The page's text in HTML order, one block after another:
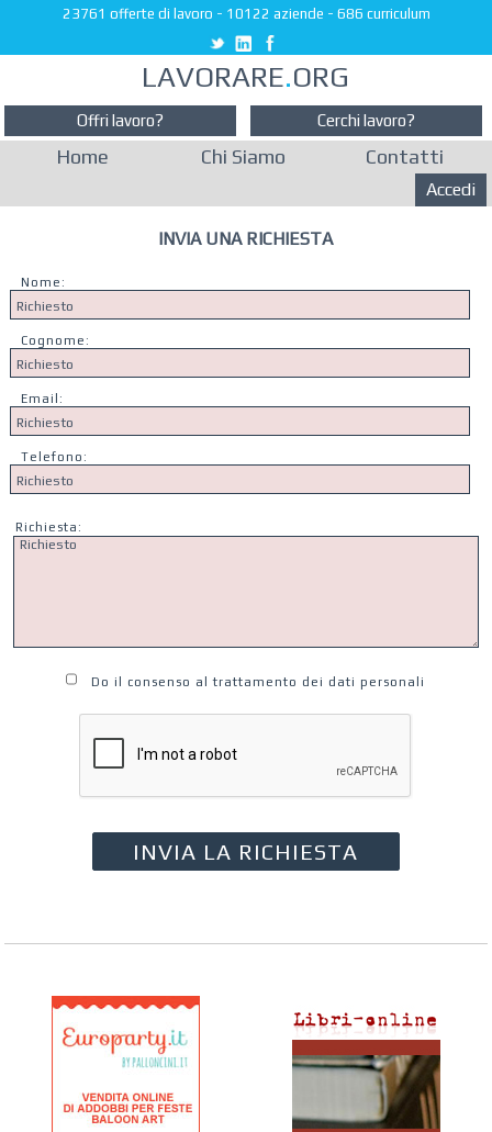
23761 offerte di lavoro - 10122 aziende - 686 curriculum
LAVORARE.ORG
Offri lavoro? Cerchi lavoro?
Home Chi Siamo Contatti
Accedi
INVIA UNA RICHIESTA
Nome:
Cognome:
Email:
Telefono:
Richiesta:
Do il consenso al trattamento dei dati personali